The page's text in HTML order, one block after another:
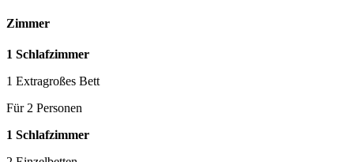
Zimmer
1 Schlafzimmer
1 Extragroßes Bett
Für 2 Personen
1 Schlafzimmer